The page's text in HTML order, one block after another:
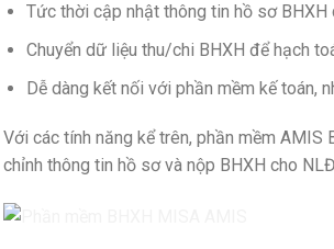
Tức thời cập nhật thông tin hồ sơ
Chuyển dữ liệu thu/chi BHXH để hạch
Dễ dàng kết nối với phần mềm kế toán,
Với các tính năng kể trên, phần mềm AMIS
chỉnh thông tin hồ sơ và nộp BHXH cho